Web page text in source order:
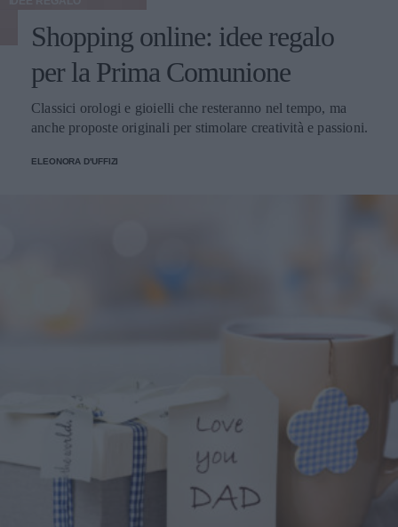
Shopping online: idee regalo
per la Prima Comunione
Classici orologi e gioielli che resteranno nel tempo, ma
anche proposte originali per stimolare creatività e passioni.
ELEONORA D'UFFIZI